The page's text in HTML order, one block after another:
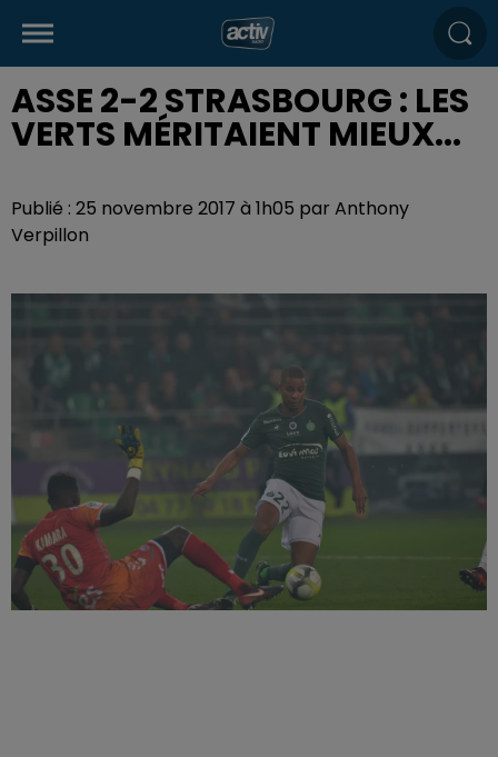
ASSE 2-2 STRASBOURG : LES
VERTS MÉRITAIENT MIEUX...
Publié : 25 novembre 2017 à 1h05 par Anthony
Verpillon